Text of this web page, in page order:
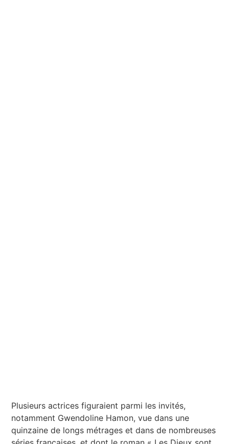
Plusieurs actrices figuraient parmi les invités,
notamment Gwendoline Hamon, vue dans une
quinzaine de longs métrages et dans de nombreuses